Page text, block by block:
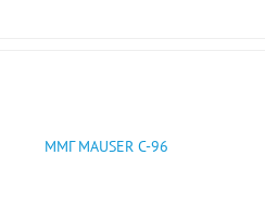
ММГ MAUSER C-96